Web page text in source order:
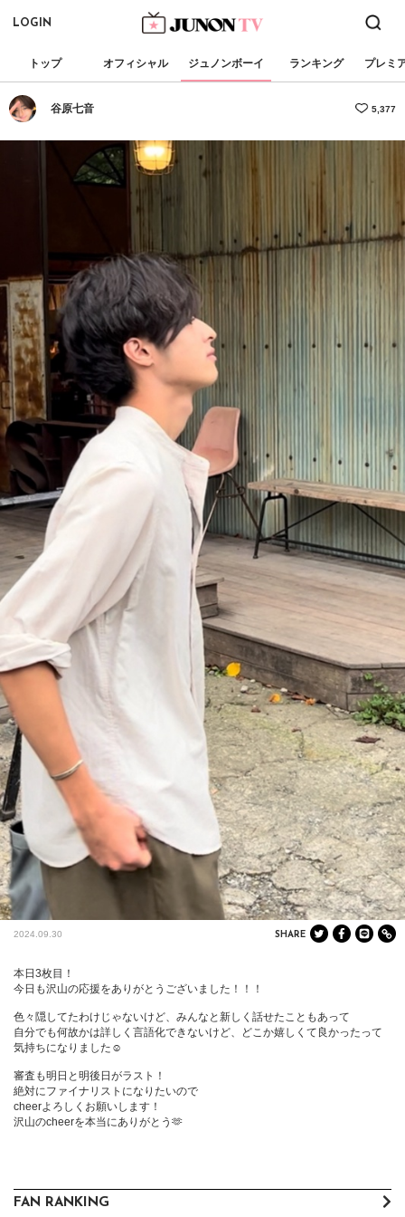
LOGIN
トップ オフィシャル ジュノンボーイ ランキング プレミ
谷原七音 5,377
2024.09.30 SHARE
本日3枚目！
今日も沢山の応援をありがとうございました！！！
色々隠してたわけじゃないけど、みんなと新しく話せたこともあって
自分でも何故かは詳しく言語化できないけど、どこか嬉しくて良かったって
気持ちになりました☺️
審査も明日と明後日がラスト！
絶対にファイナリストになりたいので
cheerよろしくお願いします！
沢山のcheerを本当にありがとう🫶
FAN RANKING